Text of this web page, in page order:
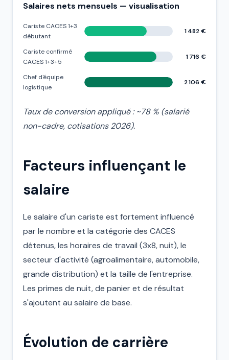
Salaires nets mensuels — visualisation
Cariste CACES 1+3
débutant
1 482 €
Cariste confirmé
CACES 1+3+5
1 716 €
Chef d'équipe
logistique
2 106 €
Taux de conversion appliqué : ~78 % (salarié
non-cadre, cotisations 2026).
Facteurs influençant le
salaire
Le salaire d'un cariste est fortement influencé
par le nombre et la catégorie des CACES
détenus, les horaires de travail (3x8, nuit), le
secteur d'activité (agroalimentaire, automobile,
grande distribution) et la taille de l'entreprise.
Les primes de nuit, de panier et de résultat
s'ajoutent au salaire de base.
Évolution de carrière